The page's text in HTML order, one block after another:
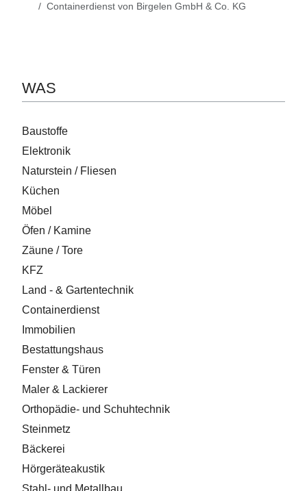
Containerdienst von Birgelen GmbH & Co. KG
WAS
Baustoffe
Elektronik
Naturstein / Fliesen
Küchen
Möbel
Öfen / Kamine
Zäune / Tore
KFZ
Land - & Gartentechnik
Containerdienst
Immobilien
Bestattungshaus
Fenster & Türen
Maler & Lackierer
Orthopädie- und Schuhtechnik
Steinmetz
Bäckerei
Hörgeräteakustik
Stahl- und Metallbau